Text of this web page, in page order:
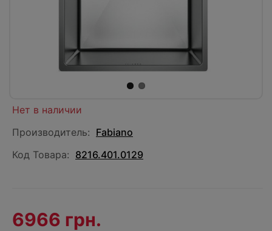
Нет в наличии
Производитель: Fabiano
Код Товара: 8216.401.0129
6966 грн.